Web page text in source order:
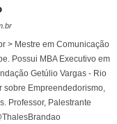
> Mestre em Comunicação
Possui MBA Executivo em
Getúlio Vargas - Rio
Empreendedorismo,
Professor, Palestrante